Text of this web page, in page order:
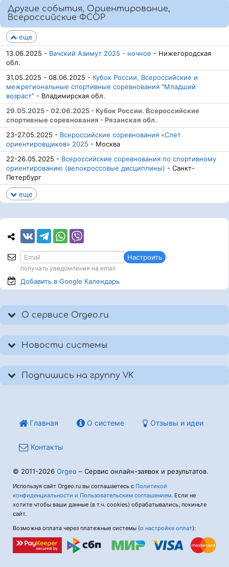
Другие события, Ориентирование,
Всероссийские ФСОР
еще
13.06.2025 - Вачский Азимут 2025 - ночное - Нижегородская
обл.
31.05.2025 - 08.06.2025 - Кубок России, Всероссийские и
межрегиональные спортивные соревнования "Младший
возраст" - Владимирская обл.
29.05.2025 - 02.06.2025 - Кубок России. Всероссийские
спортивные соревнования - Рязанская обл.
23-27.05.2025 - Всероссийские соревнования «Слет
ориентировщиков» 2025 - Москва
22-26.05.2025 - Всероссийские соревнования по спортивному
ориентированию (велокроссовые дисциплины) - Санкт-
Петербург
еще
Настроить
получать уведомления на email
Добавить в Google Календарь
О сервисе Orgeo.ru
Новости системы
Подпишись на группу VK
Главная О системе Отзывы и идеи
Контакты
© 2011-2026 Orgeo – Сервис онлайн-заявок и результатов.
Используя сайт Orgeo.ru вы соглашаетесь с Политикой
конфиденциальности и Пользовательским соглашением. Если не
хотите чтобы ваши данные (в т.ч. cookies) обрабатывались, покиньте
сайт.
Возможна оплата через платежные системы (о настройке оплат):